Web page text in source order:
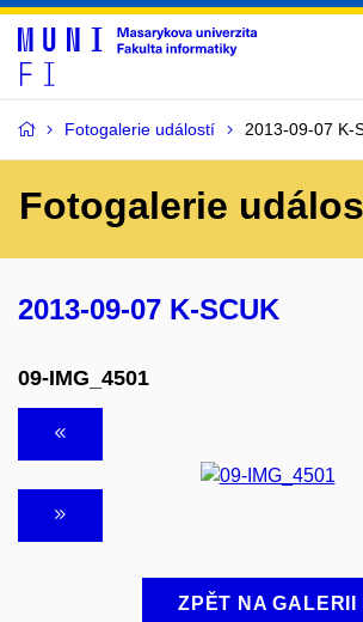
Fotogalerie událostí 2013-09-07 K-
Fotogalerie
2013-09-07 K-SCUK
09-IMG_4501
ZPĚT NA GALERII